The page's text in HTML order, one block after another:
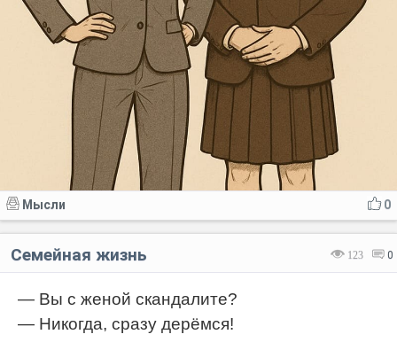
0
Мысли
123 0
Семейная жизнь
— Вы с женой скандалите?
— Никогда, сразу дерёмся!